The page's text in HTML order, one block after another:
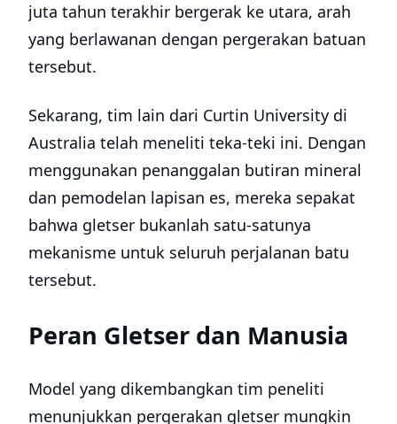
juta tahun terakhir bergerak ke utara, arah
yang berlawanan dengan pergerakan batuan
tersebut.
Sekarang, tim lain dari Curtin University di
Australia telah meneliti teka-teki ini. Dengan
menggunakan penanggalan butiran mineral
dan pemodelan lapisan es, mereka sepakat
bahwa gletser bukanlah satu-satunya
mekanisme untuk seluruh perjalanan batu
tersebut.
Peran Gletser dan Manusia
Model yang dikembangkan tim peneliti
menunjukkan pergerakan gletser mungkin